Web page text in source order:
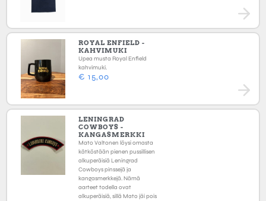
ROYAL ENFIELD -
KAHVIMUKI
Upea musta Royal Enfield
kahvimuki.
€ 15,00
LENINGRAD
COWBOYS -
KANGASMERKKI
Mato Valtonen löysi omasta
kätköstään pienen pussillisen
alkuperäisiä Leningrad
Cowboys pinssejä ja
kangasmerkkejä. Nämä
aarteet todella ovat
alkuperäisiä, sillä Mato jäi pois